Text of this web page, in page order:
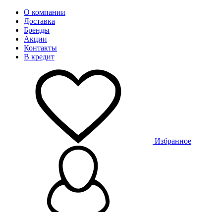
О компании
Доставка
Бренды
Акции
Контакты
В кредит
Избранное